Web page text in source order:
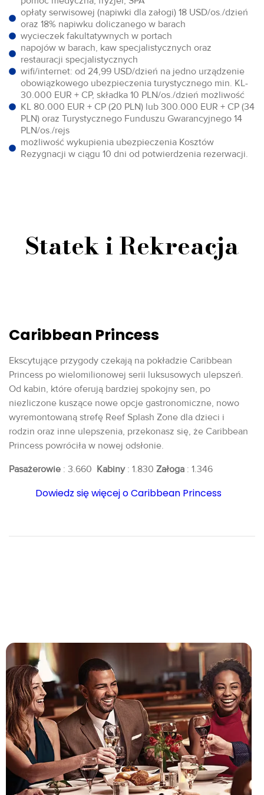
opłaty serwisowej (napiwki dla załogi) 18 USD/os./dzień
oraz 18% napiwku doliczanego w barach
wycieczek fakultatywnych w portach
napojów w barach, kaw specjalistycznych oraz
restauracji specjalistycznych
wifi/internet: od 24,99 USD/dzień na jedno urządzenie
obowiązkowego ubezpieczenia turystycznego min. KL-
30.000 EUR + CP, składka 10 PLN/os./dzień możliwość
KL 80.000 EUR + CP (20 PLN) lub 300.000 EUR + CP (34
PLN) oraz Turystycznego Funduszu Gwarancyjnego 14
PLN/os./rejs
możliwość wykupienia ubezpieczenia Kosztów
Rezygnacji w ciągu 10 dni od potwierdzenia rezerwacji.
Statek i Rekreacja
Caribbean Princess
Ekscytujące przygody czekają na pokładzie Caribbean
Princess po wielomilionowej serii luksusowych ulepszeń.
Od kabin, które oferują bardziej spokojny sen, po
niezliczone kuszące nowe opcje gastronomiczne, nowo
wyremontowaną strefę Reef Splash Zone dla dzieci i
rodzin oraz inne ulepszenia, przekonasz się, że Caribbean
Princess powróciła w nowej odsłonie.
Pasażerowie : 3.660 Kabiny: 1.830 Załoga : 1.346
Dowiedz się więcej o Caribbean Princess